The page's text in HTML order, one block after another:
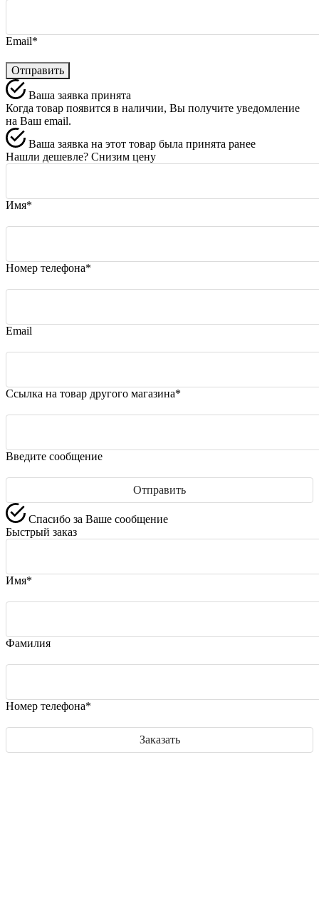
Email*
Отправить
Ваша заявка принята
Когда товар появится в наличии, Вы получите уведомление
на Ваш email.
Ваша заявка на этот товар была принята ранее
Нашли дешевле? Снизим цену
Имя*
Номер телефона*
Email
Ссылка на товар другого магазина*
Введите сообщение
Спасибо за Ваше сообщение
Быстрый заказ
Имя*
Фамилия
Номер телефона*